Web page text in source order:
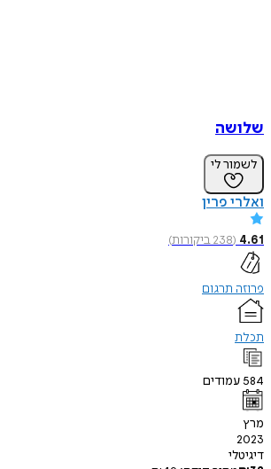
שלושה
לשמור לי
ואלרי פרין
4.61
(
238ביקורות)
פרוזה תרגום
תכלת
584 עמודים
מרץ
2023
דיגיטלי